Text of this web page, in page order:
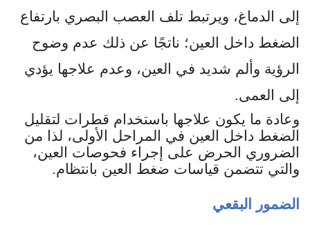
إلى الدماغ، ويرتبط تلف العصب البصري بارتفاع
الضغط داخل العين؛ ناتجًا عن ذلك عدم وضوح
الرؤية وألم شديد في العين، وعدم علاجها يؤدي
إلى العمى.
وعادة ما يكون علاجها باستخدام قطرات لتقليل
الضغط داخل العين في المراحل الأولى، لذا من
الضروري الحرض على إجراء فحوصات العين،
والتي تتضمن قياسات ضغط العين بانتظام.
الضمور البقعي